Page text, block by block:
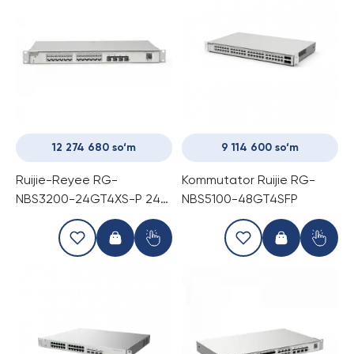
12 274 680 so‘m
Ruijie-Reyee RG-
NBS3200-24GT4XS-P 24-
portli POE gigabitli
boshqariladigan
kommutator
9 114 600 so‘m
Kommutator Ruijie RG-
NBS5100-48GT4SFP